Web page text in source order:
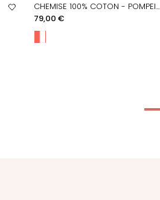
CHEMISE 100% COTON - POMPEI...
Prix
79,00 €